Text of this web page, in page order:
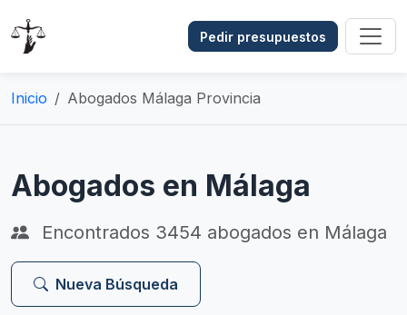
Pedir presupuestos
Inicio Abogados Málaga Provincia
Abogados en Málaga
Encontrados 3454 abogados en Málaga
Nueva Búsqueda